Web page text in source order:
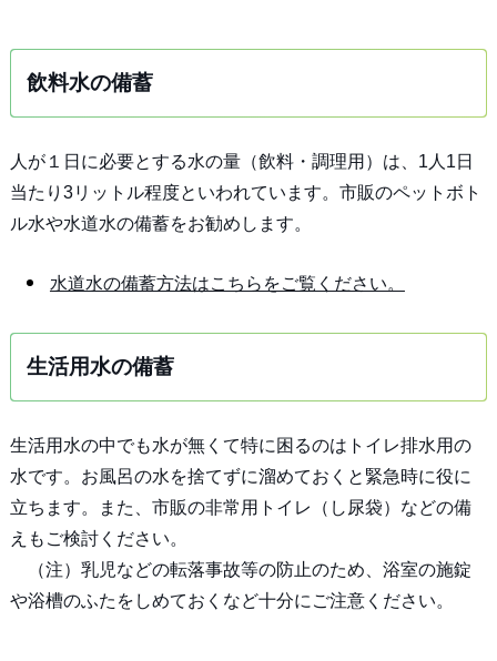
飲料水の備蓄
人が１日に必要とする水の量（飲料・調理用）は、1人1日
当たり3リットル程度といわれています。市販のペットボト
ル水や水道水の備蓄をお勧めします。
水道水の備蓄方法はこちらをご覧ください。
生活用水の備蓄
生活用水の中でも水が無くて特に困るのはトイレ排水用の
水です。お風呂の水を捨てずに溜めておくと緊急時に役に
立ちます。また、市販の非常用トイレ（し尿袋）などの備
えもご検討ください。
（注）乳児などの転落事故等の防止のため、浴室の施錠
や浴槽のふたをしめておくなど十分にご注意ください。